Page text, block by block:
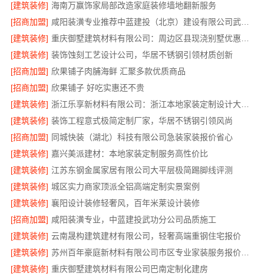
[建筑装修] 海南万赢饰家局部改造家庭装修墙地翻新服务
[招商加盟]
咸阳装潢专业推荐中蓝建投（北京）建设有限公司武功分公司
[建筑装修]
[建筑装修] 装饰蚀刻工艺设计公司，华居不锈钢引领材质创新
[招商加盟] 欣果铺子肉脯海鲜 汇聚多款优质商品
[招商加盟] 欣果铺子 好吃实惠还不贵
[建筑装修]
浙江乐享新材料有限公司：浙江本地家装定制设计大概报价
[建筑装修] 装饰工程意式极简定制厂家，华居不锈钢引领风尚
[招商加盟] 同城快装（湖北）科技有限公司急装家装报价省心
[建筑装修] 嘉兴美派建材：本地家装定制服务高性价比
[建筑装修] 江苏东钢金属家居有限公司大平层极简踢脚线评测
[建筑装修] 城区实力商家顶派全铝高端定制实景案例
[建筑装修] 襄阳设计装修轻奢风，百年米莱设计装修
[招商加盟] 咸阳装潢专业，中蓝建投武功分公司品质施工
[建筑装修] 云南晟构建筑建材有限公司，轻奢高端重钢住宅报价
[建筑装修]
苏州百年豪庭新材料有限公司市区专业家装服务报价老房翻新
[建筑装修] 重庆御墅建筑材料有限公司巴南定制化建房